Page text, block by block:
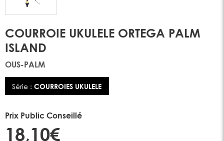
COURROIE UKULELE ORTEGA PALM
ISLAND
OUS-PALM
Série :COURROIES UKULELE
Prix Public Conseillé
18,10€